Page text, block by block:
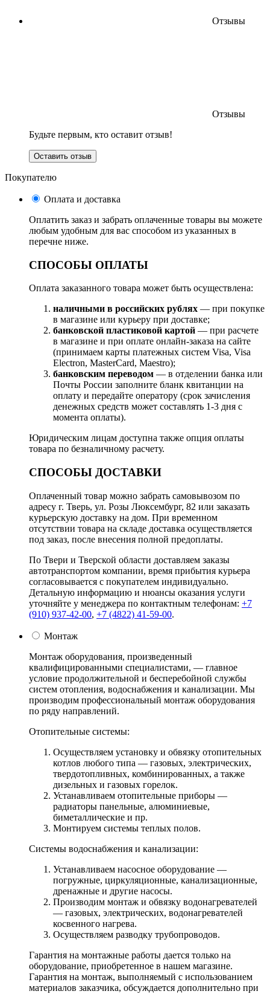
Отзывы
Отзывы
Будьте первым, кто оставит отзыв!
Оставить отзыв
Покупателю
Оплата и доставка
Оплатить заказ и забрать оплаченные товары вы можете
любым удобным для вас способом из указанных в
перечне ниже.
СПОСОБЫ ОПЛАТЫ
Оплата заказанного товара может быть осуществлена:
наличными в российских рублях — при покупке
в магазине или курьеру при доставке;
банковской пластиковой картой — при расчете
в магазине и при оплате онлайн-заказа на сайте
(принимаем карты платежных систем Visa, Visa
Electron, MasterCard, Maestro);
банковским переводом — в отделении банка или
Почты России заполните бланк квитанции на
оплату и передайте оператору (срок зачисления
денежных средств может составлять 1-3 дня с
момента оплаты).
Юридическим лицам доступна также опция оплаты
товара по безналичному расчету.
СПОСОБЫ ДОСТАВКИ
Оплаченный товар можно забрать самовывозом по
адресу г. Тверь, ул. Розы Люксембург, 82 или заказать
курьерскую доставку на дом. При временном
отсутствии товара на складе доставка осуществляется
под заказ, после внесения полной предоплаты.
По Твери и Тверской области доставляем заказы
автотранспортом компании, время прибытия курьера
согласовывается с покупателем индивидуально.
Детальную информацию и нюансы оказания услуги
уточняйте у менеджера по контактным телефонам: +7
(910) 937-42-00, +7 (4822) 41-59-00.
Монтаж
Монтаж оборудования, произведенный
квалифицированными специалистами, — главное
условие продолжительной и бесперебойной службы
систем отопления, водоснабжения и канализации. Мы
производим профессиональный монтаж оборудования
по ряду направлений.
Отопительные системы:
Осуществляем установку и обвязку отопительных
котлов любого типа — газовых, электрических,
твердотопливных, комбинированных, а также
дизельных и газовых горелок.
Устанавливаем отопительные приборы —
радиаторы панельные, алюминиевые,
биметаллические и пр.
Монтируем системы теплых полов.
Системы водоснабжения и канализации:
Устанавливаем насосное оборудование —
погружные, циркуляционные, канализационные,
дренажные и другие насосы.
Производим монтаж и обвязку водонагревателей
— газовых, электрических, водонагревателей
косвенного нагрева.
Осуществляем разводку трубопроводов.
Гарантия на монтажные работы дается только на
оборудование, приобретенное в нашем магазине.
Гарантия на монтаж, выполняемый с использованием
материалов заказчика, обсуждается дополнительно при